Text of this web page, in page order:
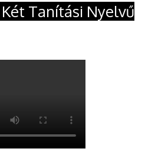
Tanítási Nyelvű